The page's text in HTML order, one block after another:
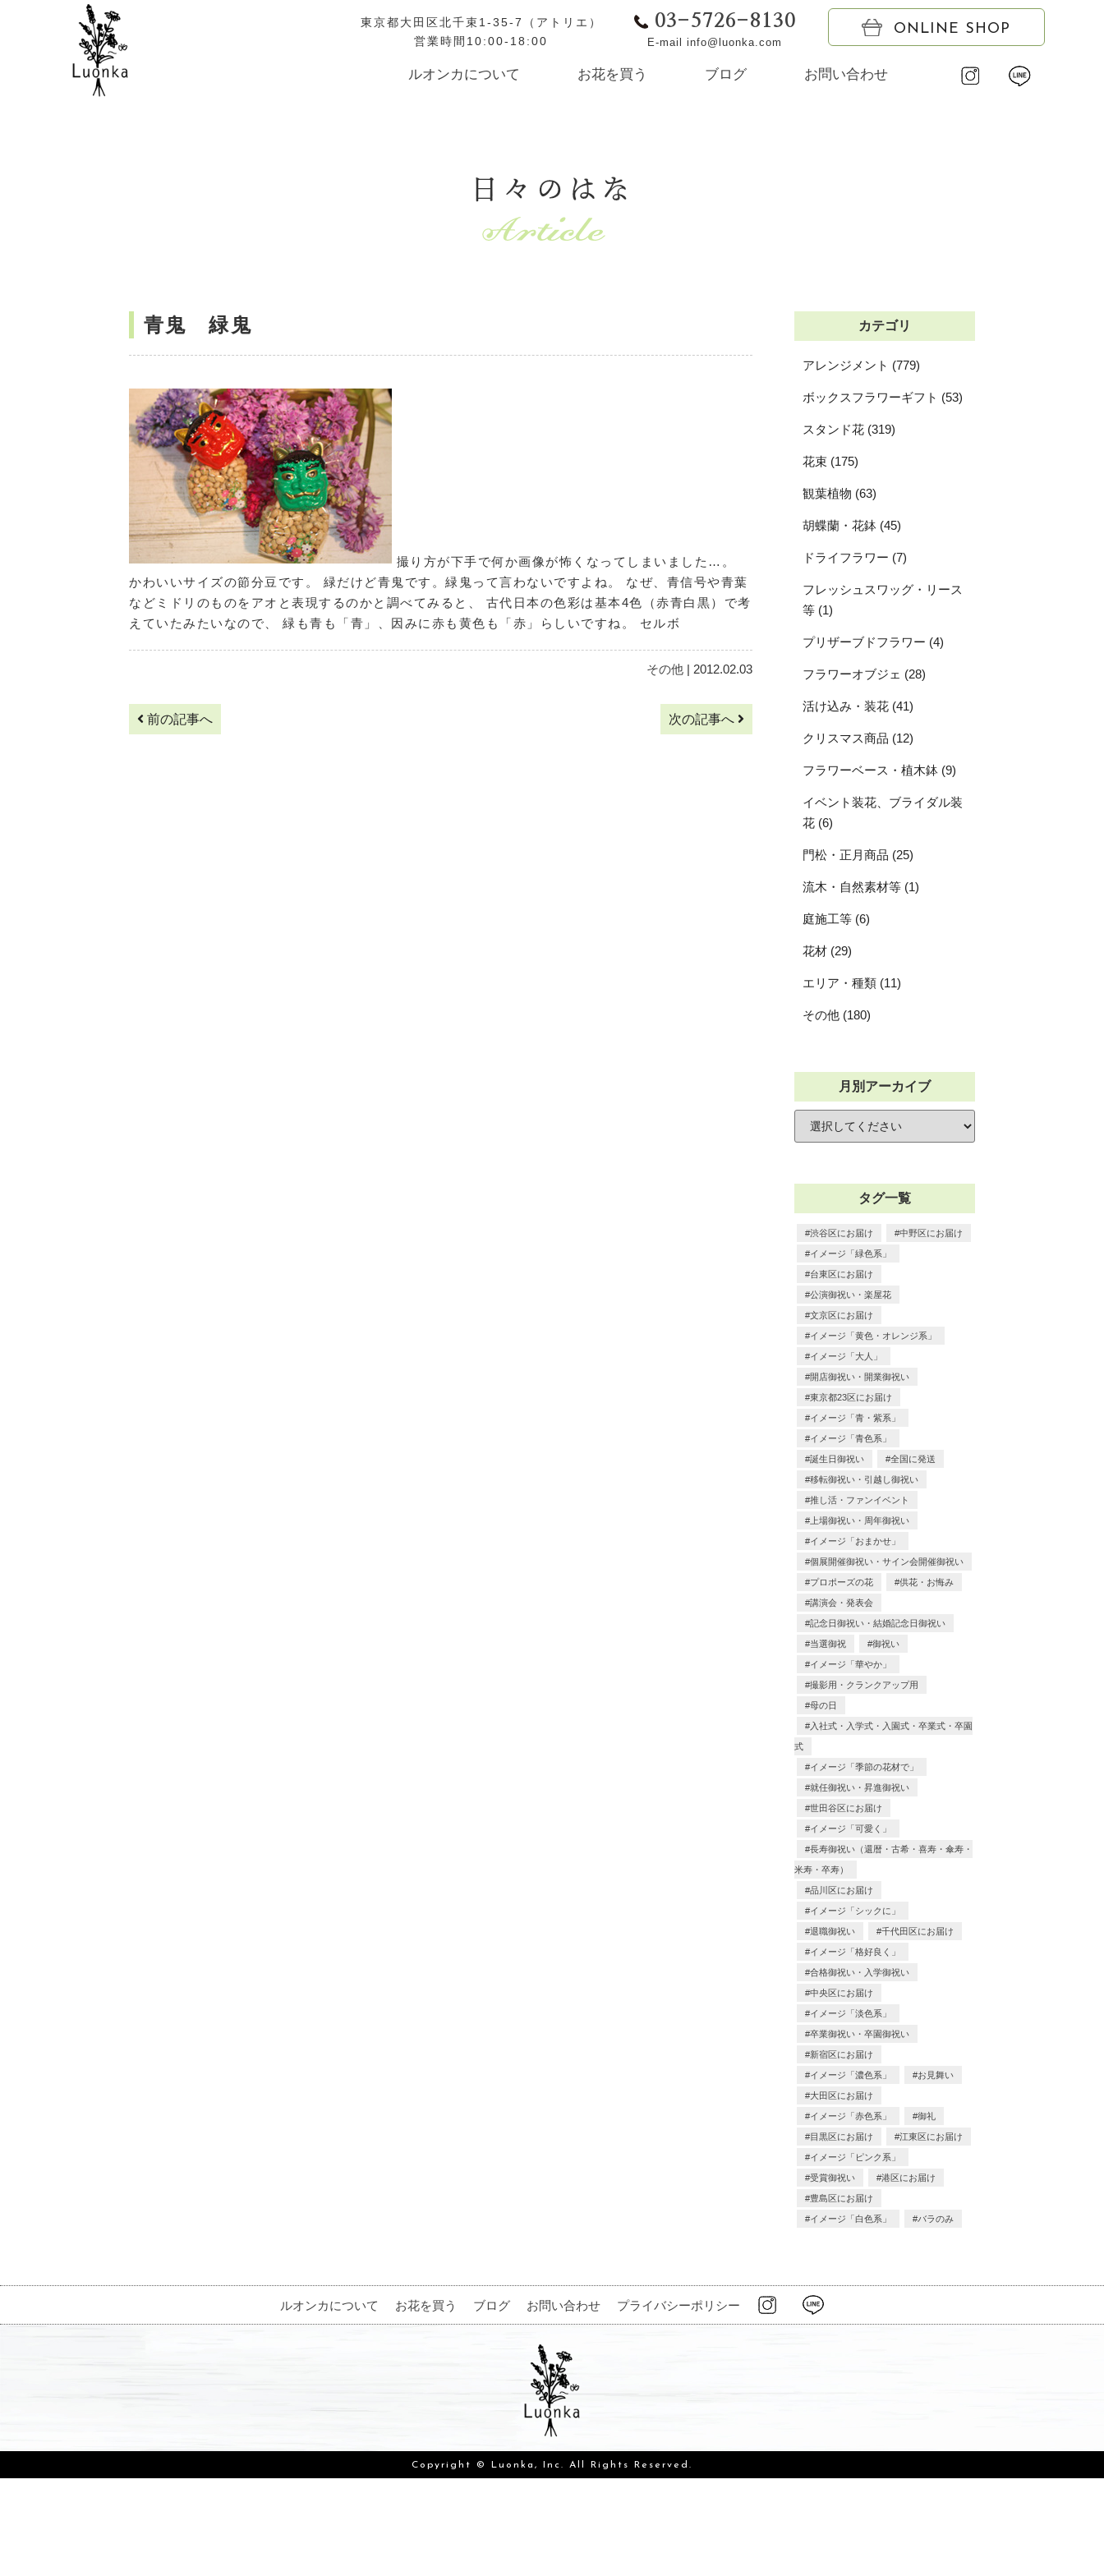
東京都大田区北千束1-35-7（アトリエ）
営業時間10:00-18:00
03-5726-8130
E-mail info@luonka.com
ONLINE SHOP
ルオンカについて お花を買う ブログ お問い合わせ
日々のはな
青鬼 緑鬼
撮り方が下手で何か画像が怖くなってしまいました…。
かわいいサイズの節分豆です。 緑だけど青鬼です。緑鬼って言わないですよね。 なぜ、青信号や青葉
などミドリのものをアオと表現するのかと調べてみると、 古代日本の色彩は基本4色（赤青白黒）で考
えていたみたいなので、 緑も青も「青」、因みに赤も黄色も「赤」らしいですね。 セルボ
その他| 2012.02.03
前の記事へ 次の記事へ
カテゴリ
アレンジメント (779)
ボックスフラワーギフト (53)
スタンド花 (319)
花束 (175)
観葉植物 (63)
胡蝶蘭・花鉢 (45)
ドライフラワー (7)
フレッシュスワッグ・リース
等 (1)
プリザーブドフラワー (4)
フラワーオブジェ (28)
活け込み・装花 (41)
クリスマス商品 (12)
フラワーベース・植木鉢 (9)
イベント装花、ブライダル装
花 (6)
門松・正月商品 (25)
流木・自然素材等 (1)
庭施工等 (6)
花材 (29)
エリア・種類 (11)
その他 (180)
月別アーカイブ
タグ一覧
渋谷区にお届け 中野区にお届け
イメージ「緑色系」
台東区にお届け
公演御祝い・楽屋花
文京区にお届け
イメージ「黄色・オレンジ系」
イメージ「大人」
開店御祝い・開業御祝い
東京都23区にお届け
イメージ「青・紫系」
イメージ「青色系」
誕生日御祝い 全国に発送
移転御祝い・引越し御祝い
推し活・ファンイベント
上場御祝い・周年御祝い
イメージ「おまかせ」
個展開催御祝い・サイン会開催御祝い
プロポーズの花 供花・お悔み
講演会・発表会
記念日御祝い・結婚記念日御祝い
当選御祝 御祝い
イメージ「華やか」
撮影用・クランクアップ用
母の日
入社式・入学式・入園式・卒業式・卒園
式
イメージ「季節の花材で」
就任御祝い・昇進御祝い
世田谷区にお届け
イメージ「可愛く」
長寿御祝い（還暦・古希・喜寿・傘寿・
米寿・卒寿）
品川区にお届け
イメージ「シックに」
退職御祝い 千代田区にお届け
イメージ「格好良く」
合格御祝い・入学御祝い
中央区にお届け
イメージ「淡色系」
卒業御祝い・卒園御祝い
新宿区にお届け
イメージ「濃色系」 お見舞い
大田区にお届け
イメージ「赤色系」 御礼
目黒区にお届け 江東区にお届け
イメージ「ピンク系」
受賞御祝い 港区にお届け
豊島区にお届け
イメージ「白色系」 バラのみ
ルオンカについて お花を買う ブログ お問い合わせ プライバシーポリシー
Copyright © Luonka, Inc. All Rights Reserved.